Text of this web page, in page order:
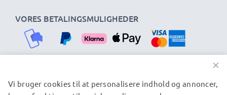
VORES BETALINGSMULIGHEDER
VORES FORSENDELSESPARTNERE
×
Vi bruger cookies til at personalisere indhold og annoncer,